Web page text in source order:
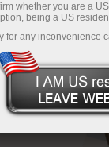
时可获
其他促
您的专属
充值$333—选
无风险交
我们保证
whether you are a
being a US
for any inconvenience